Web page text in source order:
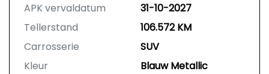
APK vervaldatum
31-10-2027
Tellerstand
106.572 KM
Carrosserie
SUV
Kleur
Blauw Metallic